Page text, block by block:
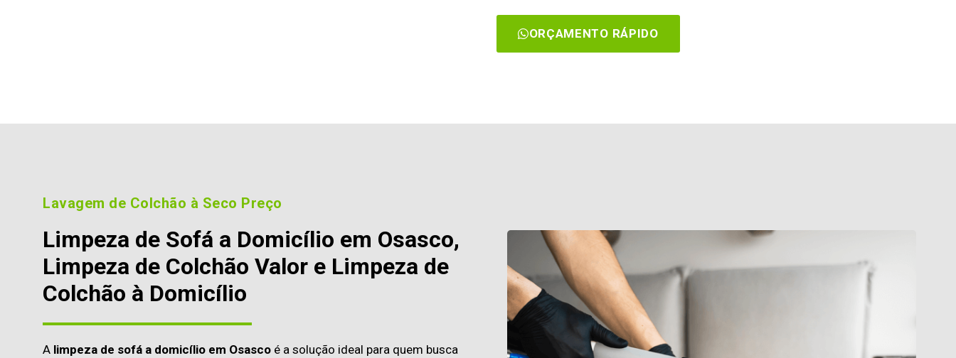
ORÇAMENTO RÁPIDO
Lavagem de Colchão à Seco Preço
Limpeza de Sofá a Domicílio em Osasco,
Limpeza de Colchão Valor e Limpeza de
Colchão à Domicílio
A limpeza de sofá a domicílio em Osasco é a solução ideal para quem busca